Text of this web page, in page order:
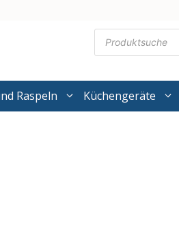
Products
search
Raspeln Küchengeräte